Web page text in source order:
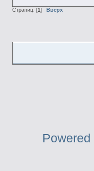
Страниц: [1] Вверх